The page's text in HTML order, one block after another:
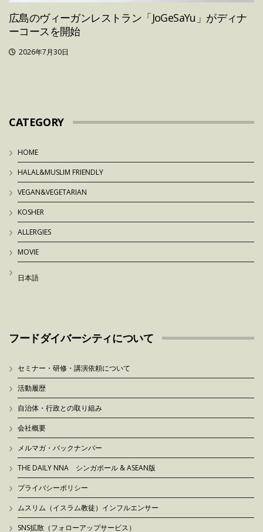
広島のヴィーガンレストラン「JoGeSaYu」がディナ
ーコースを開始
2026年7月30日
CATEGORY
HOME
HALAL&MUSLIM FRIENDLY
VEGAN&VEGETARIAN
KOSHER
ALLERGIES
MOVIE
日本語
フードダイバーシティについて
セミナー・研修・講演依頼について
活動履歴
自治体・行政との取り組み
会社概要
メルマガ・バックナンバー
THE DAILY NNA シンガポール & ASEAN版
プライバシーポリシー
ムスリム（イスラム教徒）インフルエンサー
SNS拡散（フォローアップサービス）